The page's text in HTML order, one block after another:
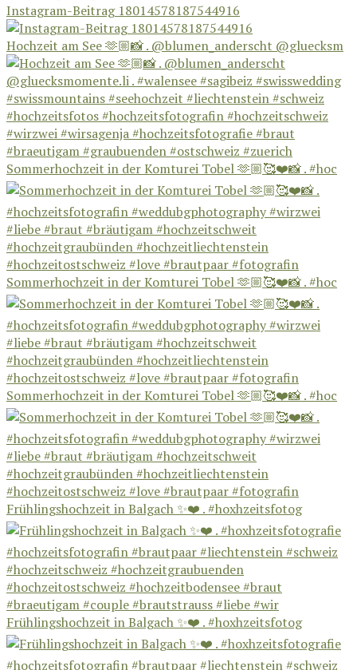
Instagram-Beitrag 18014578187544916
Hochzeit am See 🫶🏼📸 . @blumen_anderscht @gluecksm
Sommerhochzeit in der Komturei Tobel 🫶🏼🥰❤️📸 . #hoc
Sommerhochzeit in der Komturei Tobel 🫶🏼🥰❤️📸 . #hoc
Sommerhochzeit in der Komturei Tobel 🫶🏼🥰❤️📸 . #hoc
Frühlingshochzeit in Balgach ✨❤️ . #hoxhzeitsfotog
Frühlingshochzeit in Balgach ✨❤️ . #hoxhzeitsfotog